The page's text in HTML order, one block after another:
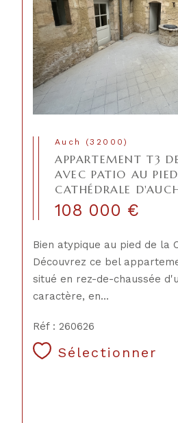
Auch (32000)
APPARTEMENT T3
AVEC PATIO AU
CATHÉDRALE
108 000 €
Bien atypique au pied de la
Découvrez ce bel
situé en rez-de-chaussée
caractère, en...
Réf : 260626
Sélectionner